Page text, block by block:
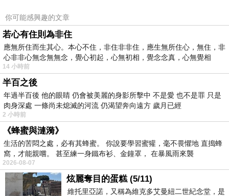
你可能感興趣的文章
若心有住則為非住
應無所住而生其心。本心不住，非住非非住，應生無所住心，無住，非
心非非心無念無無念，覺心初起，心無初相，覺念念真，心無覺相
14 小時前
半百之後
年過半百後 他的眼睛 仍會被美麗的身影所擊中 不是愛 也不是罪 只是
肉身深處 一條尚未熄滅的河流 仍渴望奔向遠方 歲月已經
2 小時前
《蜂蜜與漣漪》
生活的苦悶之處，必有其蜂蜜。 你說要學習蜜獾，毫不畏懼地 直搗蜂
窩，才能親嚐。 甚至練一身鐵布衫、金鐘罩， 在暴風雨來襲
2026-08-07
炫麗奪目的蛋糕 (5/11)
維托里亞諾，又稱為維克多艾曼紐二世紀念堂，是